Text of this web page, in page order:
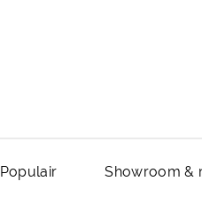
Populair Showroom &